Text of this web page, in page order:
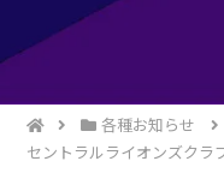
各種お知らせ
セントラルライオンズクラ